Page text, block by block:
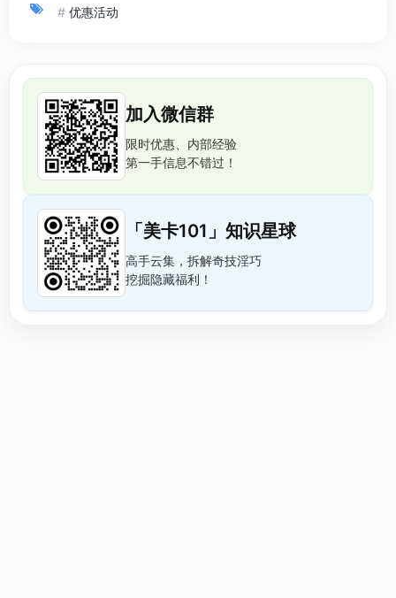
# 优惠活动
加入微信群
限时优惠、内部经验
第一手信息不错过！
「美卡101」知识星球
高手云集，拆解奇技淫巧
挖掘隐藏福利！